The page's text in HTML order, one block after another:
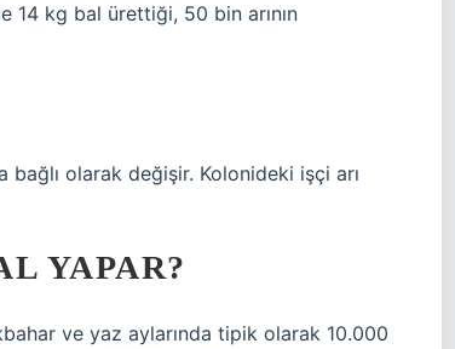
14 kg bal ürettiği, 50 bin arının
bağlı olarak değişir. Kolonideki işçi arı
YAPAR?
ve yaz aylarında tipik olarak 10.000